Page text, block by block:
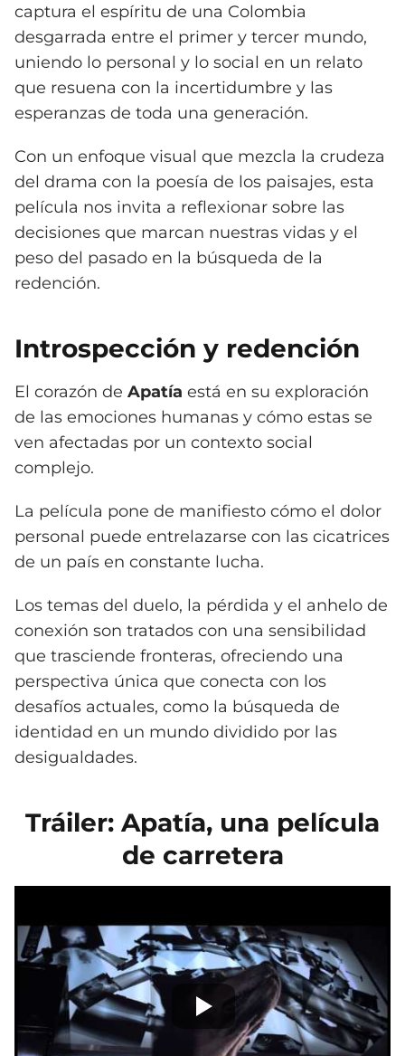
captura el espíritu de una Colombia
desgarrada entre el primer y tercer mundo,
uniendo lo personal y lo social en un relato
que resuena con la incertidumbre y las
esperanzas de toda una generación.
Con un enfoque visual que mezcla la crudeza
del drama con la poesía de los paisajes, esta
película nos invita a reflexionar sobre las
decisiones que marcan nuestras vidas y el
peso del pasado en la búsqueda de la
redención.
Introspección y redención
El corazón de Apatía está en su exploración
de las emociones humanas y cómo estas se
ven afectadas por un contexto social
complejo.
La película pone de manifiesto cómo el dolor
personal puede entrelazarse con las cicatrices
de un país en constante lucha.
Los temas del duelo, la pérdida y el anhelo de
conexión son tratados con una sensibilidad
que trasciende fronteras, ofreciendo una
perspectiva única que conecta con los
desafíos actuales, como la búsqueda de
identidad en un mundo dividido por las
desigualdades.
Tráiler: Apatía, una película
de carretera